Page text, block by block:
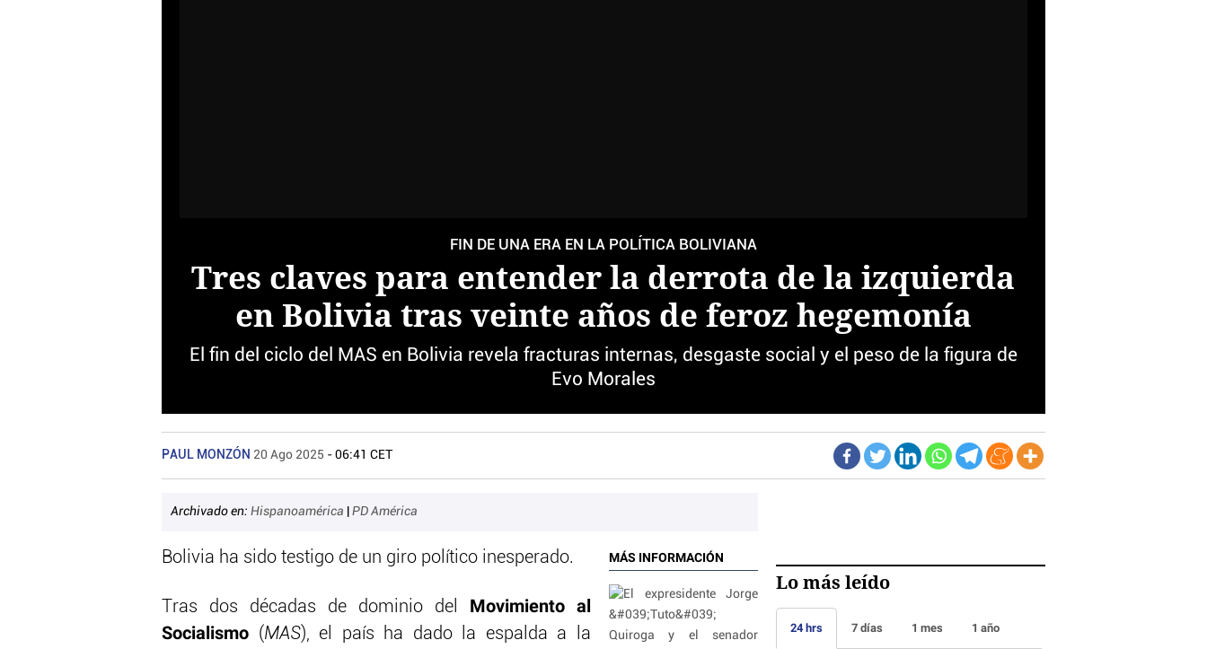
FIN DE UNA ERA EN LA POLÍTICA BOLIVIANA
Tres claves para entender la derrota de la izquierda
en Bolivia tras veinte años de feroz hegemonía
El fin del ciclo del MAS en Bolivia revela fracturas internas, desgaste social y el peso de la figura de
Evo Morales
PAUL MONZÓN 20 Ago 2025 - 06:41 CET
Archivado en: Hispanoamérica PD América
MÁS INFORMACIÓN
Bolivia ha sido testigo de un giro político inesperado.
Tras dos décadas de dominio del Movimiento al
Socialismo (MAS), el país ha dado la espalda a la
Lo más leído
24 hrs 7 días 1 mes 1 año